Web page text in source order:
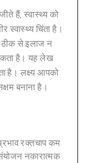
हैं, स्वास्थ्य को
स्वास्थ्य चिंता है।
ठीक से इलाज न
है। यह लेख
है। लक्ष्य आपको
बनाना है।
रक्तचाप कम
नकारात्मक